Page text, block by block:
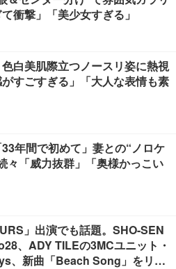
て衝撃」「美少女すぎる」
白美肌際立つノースリ姿に熱視
すごすぎる」「大人な表情も素
年間で初めて」妻との“ノロケ
々「威力抜群」「奥様かっこい
」出演でも話題。SHO-SEN
、ADY TILEの3MCユニット・
、新曲「Beach Song」をリリ